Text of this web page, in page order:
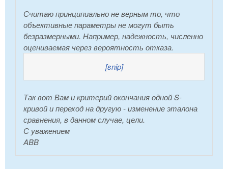
Считаю принципиально не верным то, что
объективные параметры не могут быть
безразмерными. Например, надежность, численно
оцениваемая через вероятность отказа.
[snip]
Так вот Вам и критерий окончания одной S-
кривой и переход на другую - изменение эталона
сравнения, в данном случае, цели.
С уважением
ABB